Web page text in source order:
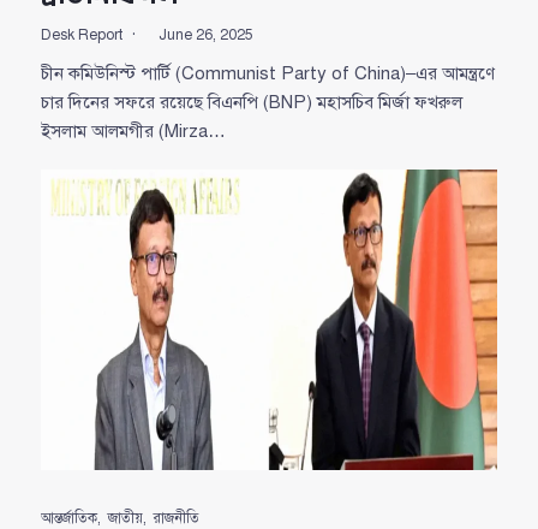
Desk Report June 26, 2025
চীন কমিউনিস্ট পার্টি (Communist Party of China)–এর আমন্ত্রণে
চার দিনের সফরে রয়েছে বিএনপি (BNP) মহাসচিব মির্জা ফখরুল
ইসলাম আলমগীর (Mirza…
আন্তর্জাতিক,জাতীয়,রাজনীতি